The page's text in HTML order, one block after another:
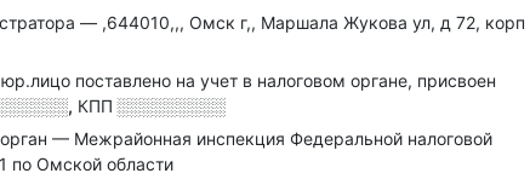
— ,644010,,, Омск г,, Маршала Жукова ул, д 72, корп
поставлено на учет в налоговом органе, присвоен
КПП ░░░░░░░░░
— Межрайонная инспекция Федеральной налоговой
Омской области